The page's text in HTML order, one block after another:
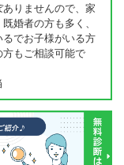
りませんので、家
婚者の方も多く、
でお子様がいる方
方もご相談可能で